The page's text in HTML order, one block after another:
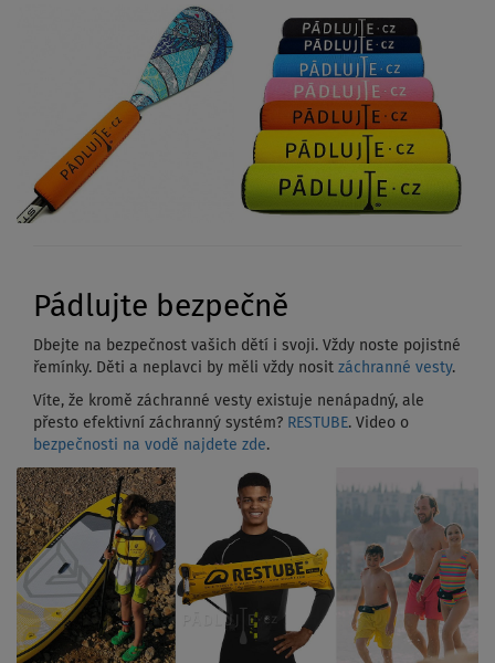
Pádlujte bezpečně
Dbejte na bezpečnost vašich dětí i svoji. Vždy noste pojistné
řemínky. Děti a neplavci by měli vždy nosit záchranné vesty.
Víte, že kromě záchranné vesty existuje nenápadný, ale
přesto efektivní záchranný systém? RESTUBE. Video o
bezpečnosti na vodě najdete zde.